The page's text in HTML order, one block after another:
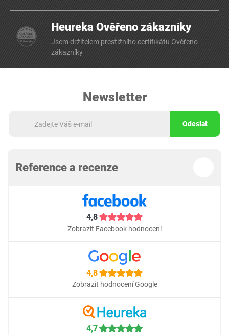
Heureka Ověřeno zákazníky
Jsem držitelem prestižního certifikátu Ověřeno
zákazníky
Newsletter
Odeslat
Reference a recenze
4,8
Zobrazit Facebook hodnocení
4,8
Zobrazit hodnocení Google
4,7